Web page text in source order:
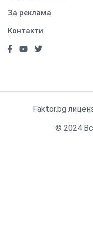
За реклама
Контакти
Faktor.bg
© 2024